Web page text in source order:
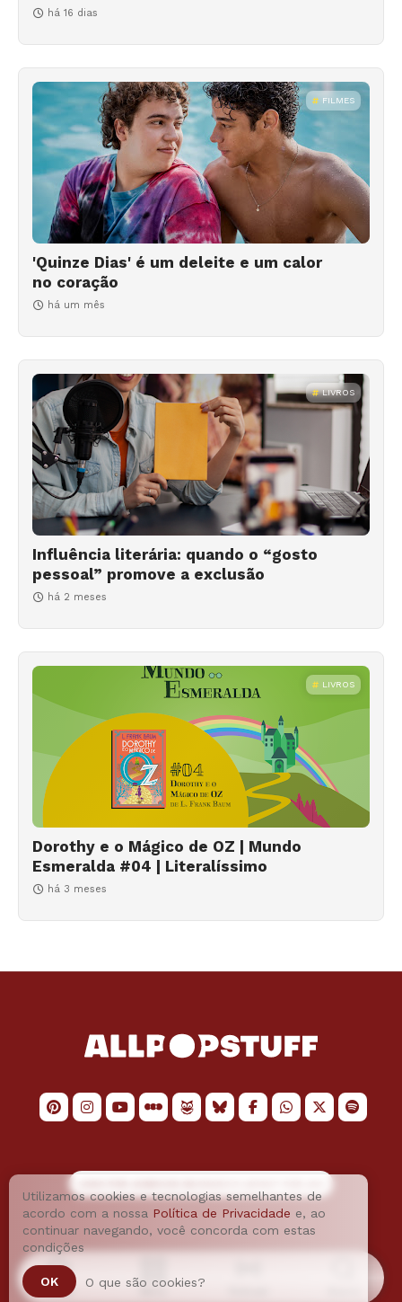
há 16 dias
FILMES
'Quinze Dias' é um deleite e um calor
no coração
há um mês
LIVROS
Influência literária: quando o “gosto
pessoal” promove a exclusão
há 2 meses
LIVROS
Dorothy e o Mágico de OZ | Mundo
Esmeralda #04 | Literalíssimo
há 3 meses
Utilizamos cookies e tecnologias semelhantes de
acordo com a nossa Política de Privacidade e, ao
continuar navegando, você concorda com estas
condições
OK O que são cookies?
Home